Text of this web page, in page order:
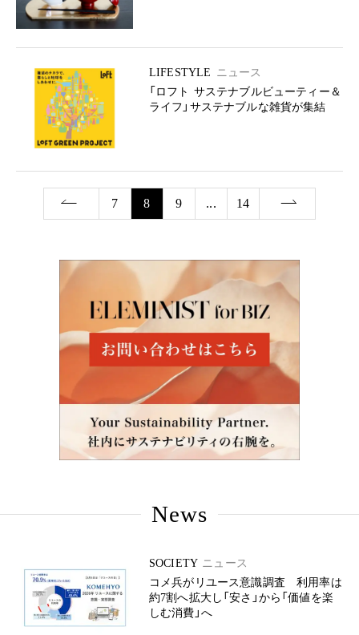
LIFESTYLE ニュース
「ロフト サステナブルビューティー＆
ライフ」サステナブルな雑貨が集結
7 8 9 ... 14
News
SOCIETY ニュース
コメ兵がリユース意識調査 利用率は
約7割へ拡大し「安さ」から「価値を楽
しむ消費」へ